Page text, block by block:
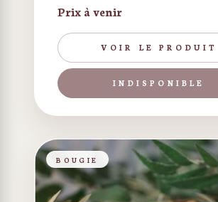
Prix à venir
VOIR LE PRODUIT
INDISPONIBLE
BOUGIE